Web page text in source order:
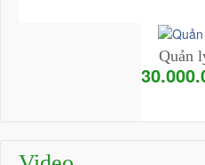
Quản